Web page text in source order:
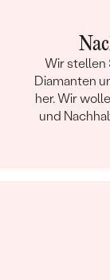
Wir stellen
Diamanten
her. Wir
und